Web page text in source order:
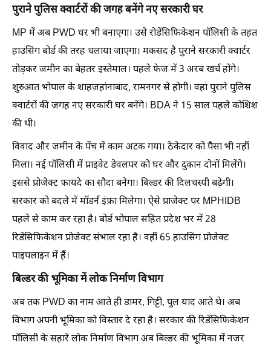
पुराने पुलिस क्वार्टरों की जगह बनेंगे नए सरकारी घर
MP में अब PWD घर भी बनाएगा। उसे रोडेंसिफिकेशन पॉलिसी के तहत
हाउसिंग बोर्ड की तरह चलाया जाएगा। मकसद है पुराने सरकारी क्वार्टर
तोड़कर जमीन का बेहतर इस्तेमाल। पहले फेज में 3 अरब खर्च होंगे।
शुरुआत भोपाल के शाहजहांनाबाद, रामनगर से होगी। वहां पुराने पुलिस
क्वार्टरों की जगह नए सरकारी घर बनेंगे। BDA ने 15 साल पहले कोशिश
की थी।
विवाद और जमीन के पेंच में काम अटक गया। ठेकेदार को पैसा भी नहीं
मिला। नई पॉलिसी में प्राइवेट डेवलपर को घर और दुकान दोनों मिलेंगे।
इससे प्रोजेक्ट फायदे का सौदा बनेगा। बिल्डर की दिलचस्पी बढ़ेगी।
सरकार को बदले में मॉडर्न इंफ्रा मिलेगा। ऐसे प्राजेक्ट पर MPHIDB
पहले से काम कर रहा है। बोर्ड भोपाल सहित प्रदेश भर में 28
रिडेंसिफिकेशन प्रोजेक्ट संभाल रहा है। वहीं 65 हाउसिंग प्रोजेक्ट
पाइपलाइन में हैं।
बिल्डर की भूमिका में लोक निर्माण विभाग
अब तक PWD का नाम आते ही डामर, गिट्टी, पुल याद आते थे। अब
विभाग अपनी भूमिका को विस्तार दे रहा है। सरकार की रिडेंसिफिकेशन
पॉलिसी के सहारे लोक निर्माण विभाग अब बिल्डर की भूमिका में नजर